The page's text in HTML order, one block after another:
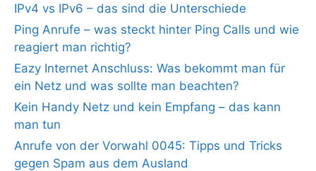
IPv4 vs IPv6 – das sind die Unterschiede
Ping Anrufe – was steckt hinter Ping Calls und wie
reagiert man richtig?
Eazy Internet Anschluss: Was bekommt man für
ein Netz und was sollte man beachten?
Kein Handy Netz und kein Empfang – das kann
man tun
Anrufe von der Vorwahl 0045: Tipps und Tricks
gegen Spam aus dem Ausland